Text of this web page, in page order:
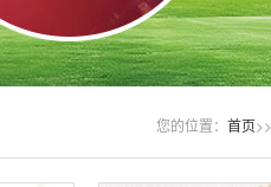
您的位置： 首页>>